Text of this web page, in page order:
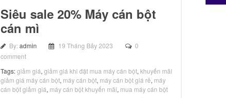
Siêu sale 20% Máy cán bột
cán mì
By:admin 19 Tháng Bảy 2023
0
comment
Tags:giảm giá, giảm giá khi đặt mua máy cán bột, khuyến mãi
giảm giá máy cán bột, máy cán bột, máy cán bột giá rẻ, máy
cán bột giảm giá, máy cán bột khuyến mãi, mua máy cán bột